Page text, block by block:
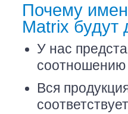
Почему
Matrix будут
У нас
соотношению
Вся